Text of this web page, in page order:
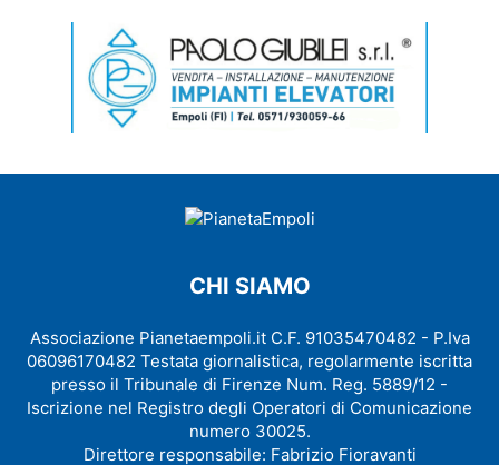
CHI SIAMO
Associazione Pianetaempoli.it C.F. 91035470482 - P.Iva
06096170482 Testata giornalistica, regolarmente iscritta
presso il Tribunale di Firenze Num. Reg. 5889/12 -
Iscrizione nel Registro degli Operatori di Comunicazione
numero 30025.
Direttore responsabile: Fabrizio Fioravanti